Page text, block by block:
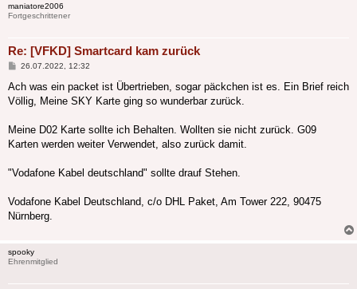
maniatore2006
Fortgeschrittener
Re: [VFKD] Smartcard kam zurück
Beitrag
26.07.2022, 12:32
Ach was ein packet ist Übertrieben, sogar päckchen ist es. Ein Brief reich
Völlig, Meine SKY Karte ging so wunderbar zurück.
Meine D02 Karte sollte ich Behalten. Wollten sie nicht zurück. G09
Karten werden weiter Verwendet, also zurück damit.
"Vodafone Kabel deutschland" sollte drauf Stehen.
Vodafone Kabel Deutschland, c/o DHL Paket, Am Tower 222, 90475
Nürnberg.
spooky
Ehrenmitglied